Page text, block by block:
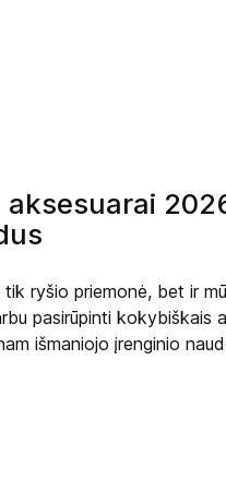
ryšio priemonė, bet ir
pasirūpinti kokybiškais
išmaniojo įrenginio